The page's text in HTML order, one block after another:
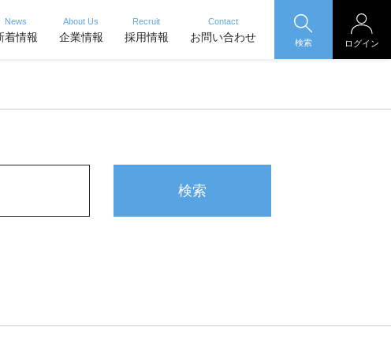
News
着情報
About Us
企業情報
Recruit
採用情報
Contact
お問い合わせ 検索 ログイン
検索